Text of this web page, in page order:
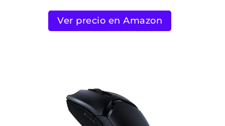
Ver precio en Amazon